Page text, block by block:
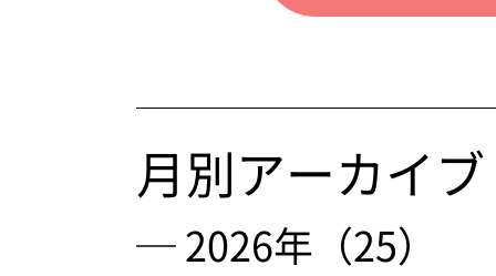
月別アーカイブ
─ 2026年（25）